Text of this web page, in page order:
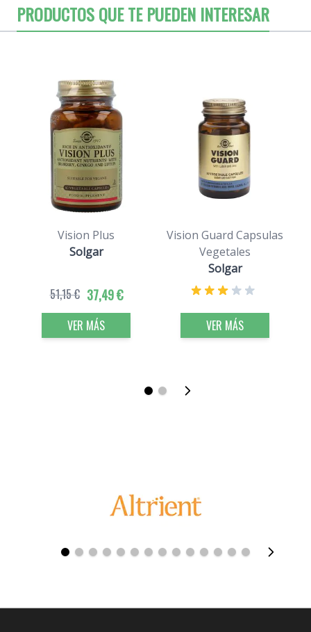
PRODUCTOS QUE TE PUEDEN INTERESAR
Vision Plus
Solgar
37,49 €
51,15 €
VER MÁS
Vision Guard Capsulas
Vegetales
Solgar
VER MÁS